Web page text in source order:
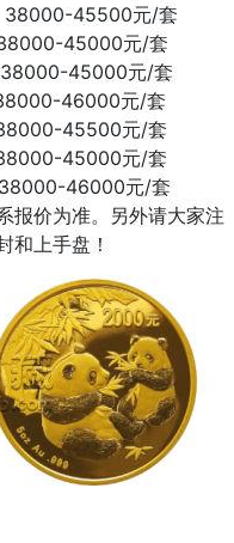
38000-45500元/套
38000-45000元/套
38000-45000元/套
38000-46000元/套
38000-45500元/套
38000-45000元/套
38000-46000元/套
报价为准。另外请大家注
和上手盘！